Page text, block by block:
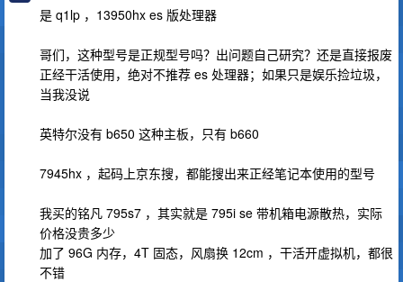
是 q1lp ，13950hx es 版处理器
哥们，这种型号是正规型号吗？出问题自己研究？还是直接报废
正经干活使用，绝对不推荐 es 处理器；如果只是娱乐捡垃圾，
当我没说
英特尔没有 b650 这种主板，只有 b660
7945hx ，起码上京东搜，都能搜出来正经笔记本使用的型号
我买的铭凡 795s7 ，其实就是 795i se 带机箱电源散热，实际
价格没贵多少
加了 96G 内存，4T 固态，风扇换 12cm ，干活开虚拟机，都很
不错